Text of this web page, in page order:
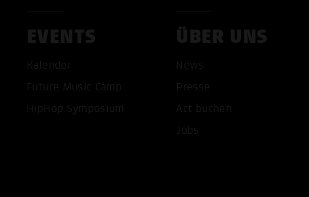
ALLE COOKIES AKZEPTIEREN ALLE COOKIES
EVENTS
Kalender
Future Music Camp
HipHop Symposium
ÜBER UNS
News
Presse
Act buchen
Jobs